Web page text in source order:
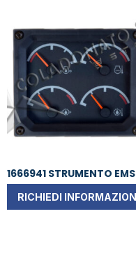
1666941 STRUMENTO EMS
RICHIEDI